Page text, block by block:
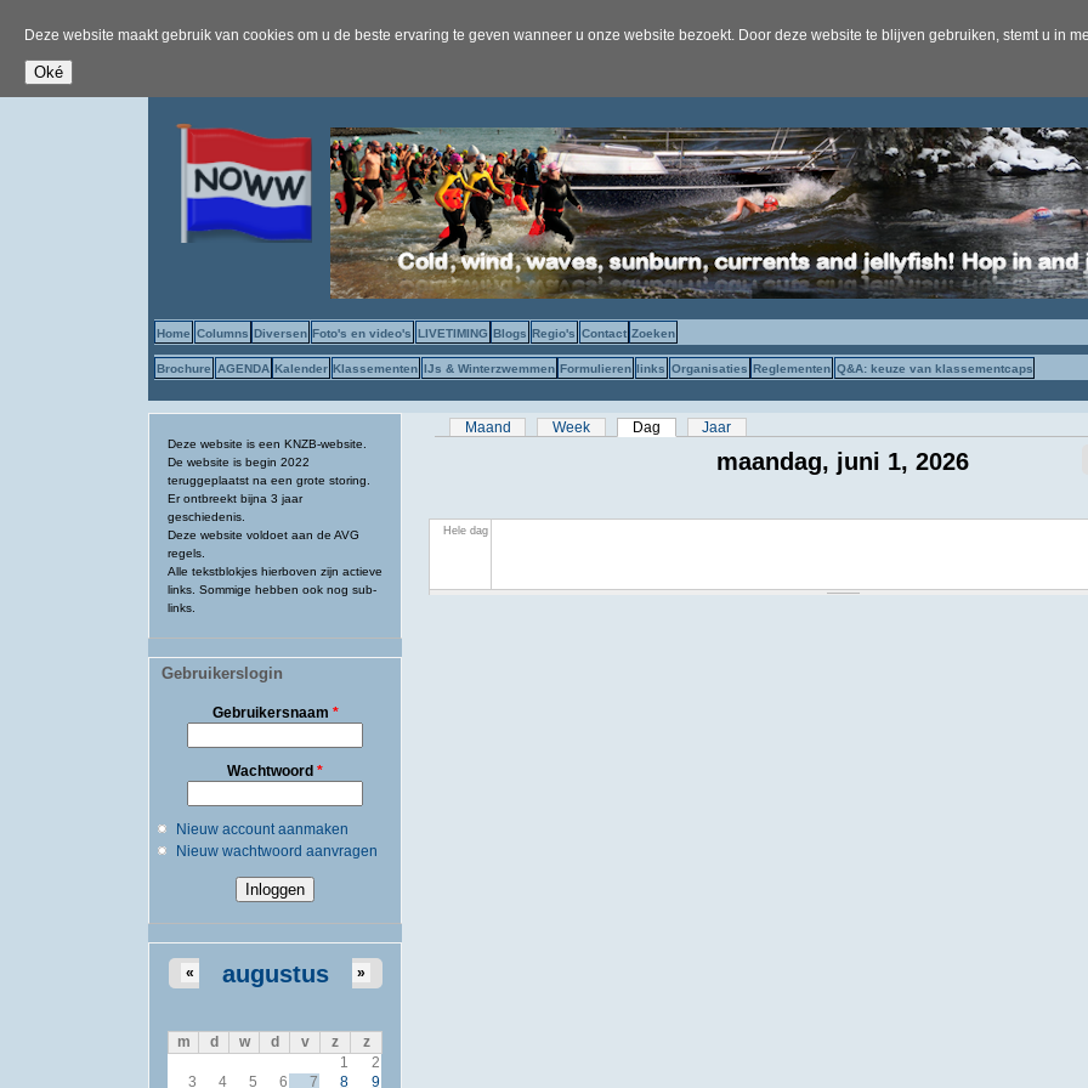
Deze website maakt gebruik van cookies om u de beste ervaring te geven wanneer u onze website bezoekt. Door deze website te blijven gebruiken, stemt u in
Home Columns Diversen Foto's en video's LIVETIMING Blogs Regio's Contact Zoeken
Brochure AGENDA Kalender Klassementen IJs & Winterzwemmen Formulieren links Organisaties Reglementen Q&A: keuze van klassementcaps
Deze website is een KNZB-website.
De website is begin 2022
teruggeplaatst na een grote storing.
Er ontbreekt bijna 3 jaar
geschiedenis.
Deze website voldoet aan de AVG
regels.
Alle tekstblokjes hierboven zijn actieve
links. Sommige hebben ook nog sub-
links.
Gebruikerslogin
Gebruikersnaam *
Wachtwoord *
Nieuw account aanmaken
Nieuw wachtwoord aanvragen
augustus
« »
m d w d v z
z
1
2
3
4 5 6 7 8
9
Primaire tabs
Maand Week Dag (actieve tabblad)
Jaar
maandag, juni 1, 2026
Hele dag